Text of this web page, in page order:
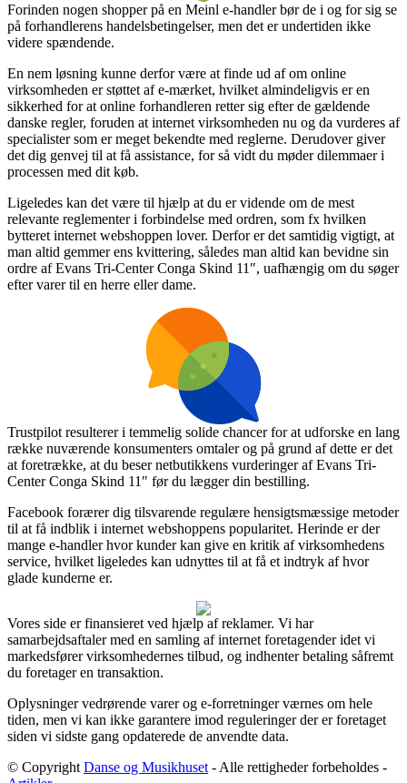
Forinden nogen shopper på en Meinl e-handler bør de i og for sig se
på forhandlerens handelsbetingelser, men det er undertiden ikke
videre spændende.
En nem løsning kunne derfor være at finde ud af om online
virksomheden er støttet af e-mærket, hvilket almindeligvis er en
sikkerhed for at online forhandleren retter sig efter de gældende
danske regler, foruden at internet virksomheden nu og da vurderes af
specialister som er meget bekendte med reglerne. Derudover giver
det dig genvej til at få assistance, for så vidt du møder dilemmaer i
processen med dit køb.
Ligeledes kan det være til hjælp at du er vidende om de mest
relevante reglementer i forbindelse med ordren, som fx hvilken
bytteret internet webshoppen lover. Derfor er det samtidig vigtigt, at
man altid gemmer ens kvittering, således man altid kan bevidne sin
ordre af Evans Tri-Center Conga Skind 11″, uafhængig om du søger
efter varer til en herre eller dame.
Trustpilot resulterer i temmelig solide chancer for at udforske en lang
række nuværende konsumenters omtaler og på grund af dette er det
at foretrække, at du beser netbutikkens vurderinger af Evans Tri-
Center Conga Skind 11″ før du lægger din bestilling.
Facebook forærer dig tilsvarende regulære hensigtsmæssige metoder
til at få indblik i internet webshoppens popularitet. Herinde er der
mange e-handler hvor kunder kan give en kritik af virksomhedens
service, hvilket ligeledes kan udnyttes til at få et indtryk af hvor
glade kunderne er.
Vores side er finansieret ved hjælp af reklamer. Vi har
samarbejdsaftaler med en samling af internet foretagender idet vi
markedsfører virksomhedernes tilbud, og indhenter betaling såfremt
du foretager en transaktion.
Oplysninger vedrørende varer og e-forretninger værnes om hele
tiden, men vi kan ikke garantere imod reguleringer der er foretaget
siden vi sidste gang opdaterede de anvendte data.
© Copyright Danse og Musikhuset - Alle rettigheder forbeholdes -